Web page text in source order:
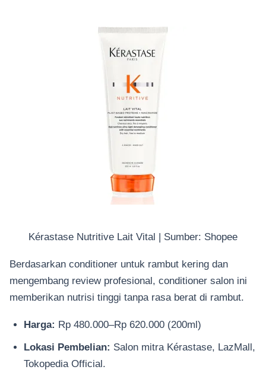
Kérastase Nutritive Lait Vital | Sumber: Shopee
Berdasarkan conditioner untuk rambut kering dan
mengembang review profesional, conditioner salon ini
memberikan nutrisi tinggi tanpa rasa berat di rambut.
Harga: Rp 480.000–Rp 620.000 (200ml)
Lokasi Pembelian: Salon mitra Kérastase, LazMall,
Tokopedia Official.